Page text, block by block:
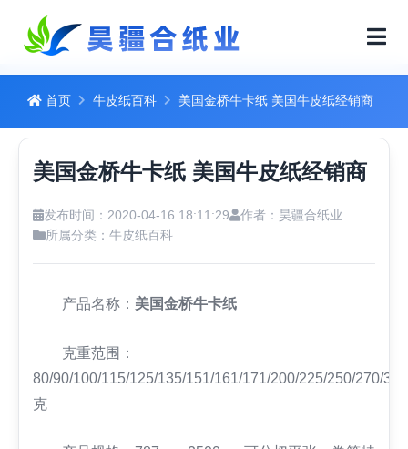
首页 牛皮纸百科 美国金桥牛卡纸 美国牛皮纸经销商
美国金桥牛卡纸 美国牛皮纸经销商
发布时间：2020-04-16 18:11:29
作者：昊疆合纸业
所属分类： 牛皮纸百科
产品名称： 美国金桥牛卡纸
克重范围：
80/90/100/115/125/135/151/161/171/200/225/250/270/
克